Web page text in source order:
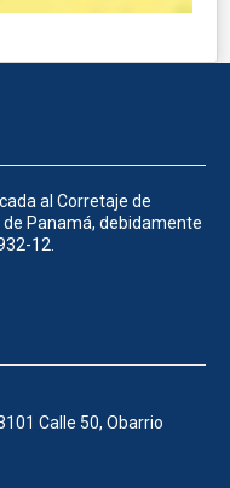
al Corretaje de
de Panamá, debidamente
12.
Calle 50, Obarrio